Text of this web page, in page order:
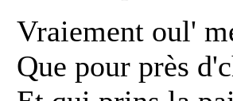
Vraiement oul'
Que pour près